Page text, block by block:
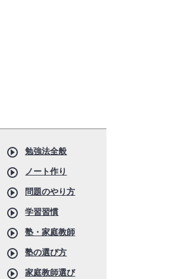
勉強法全般
ノート作り
問題のやり方
学習習慣
塾・家庭教師
塾の選び方
家庭教師選び